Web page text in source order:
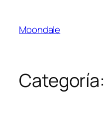
contenido
Moondale
Categoría: